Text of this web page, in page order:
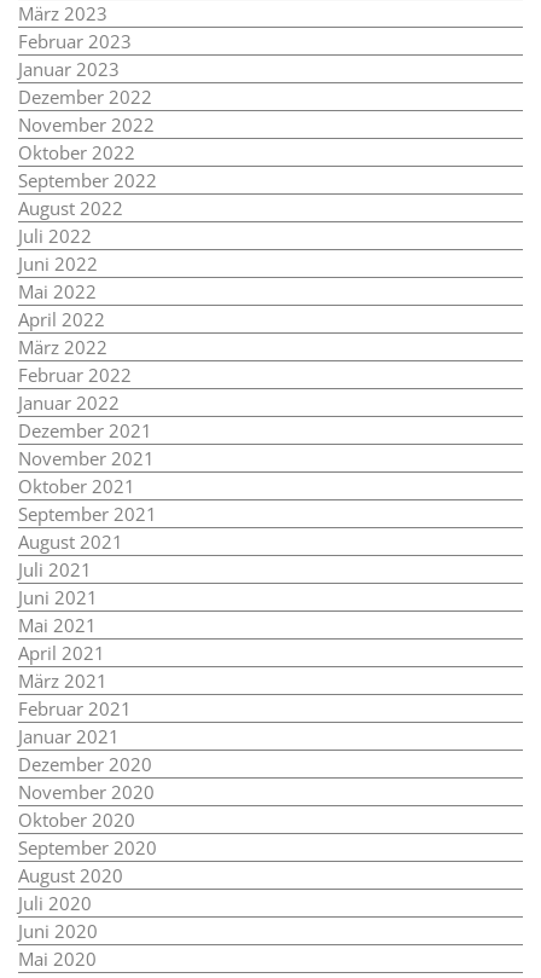
März 2023
Februar 2023
Januar 2023
Dezember 2022
November 2022
Oktober 2022
September 2022
August 2022
Juli 2022
Juni 2022
Mai 2022
April 2022
März 2022
Februar 2022
Januar 2022
Dezember 2021
November 2021
Oktober 2021
September 2021
August 2021
Juli 2021
Juni 2021
Mai 2021
April 2021
März 2021
Februar 2021
Januar 2021
Dezember 2020
November 2020
Oktober 2020
September 2020
August 2020
Juli 2020
Juni 2020
Mai 2020